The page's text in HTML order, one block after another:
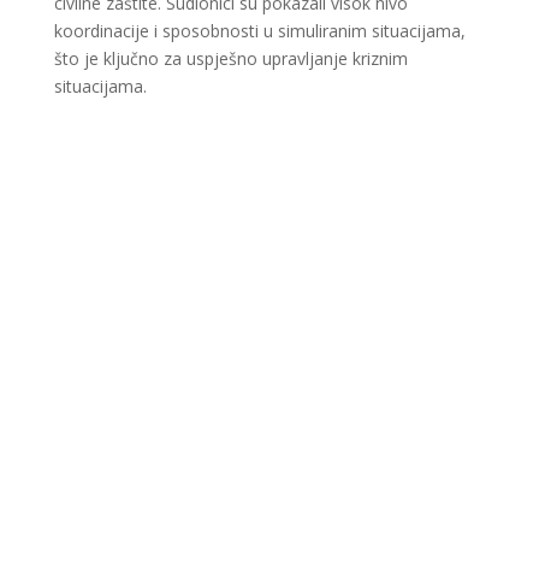
koordinacije i sposobnosti u simuliranim situacijama,
što je ključno za uspješno upravljanje kriznim
situacijama.